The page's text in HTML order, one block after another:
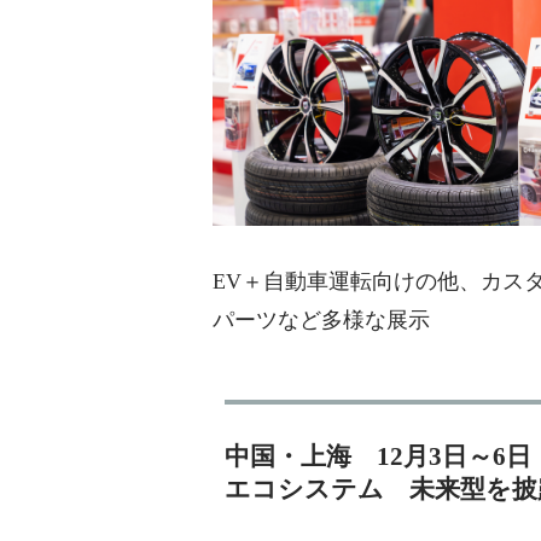
EV＋自動車運転向けの他、カス
パーツなど多様な展示
中国・上海 12月3日～6日
エコシステム 未来型を披